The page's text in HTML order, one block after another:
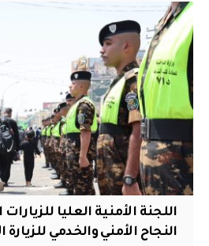
اللجنة الأمنية العليا
النجاح الأمني والخدمي للزيارة